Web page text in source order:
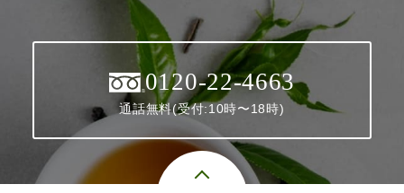
0120-22-4663
通話無料(受付:10時〜18時)